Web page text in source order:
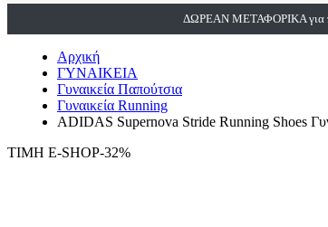
ΔΩΡΕΑΝ ΜΕΤΑΦΟΡΙΚΑ για
Αρχική
ΓΥΝΑΙΚΕΙΑ
Γυναικεία Παπούτσια
Γυναικεία Running
ADIDAS Supernova Stride Running Shoes
ΤΙΜΗ E-SHOP-32%